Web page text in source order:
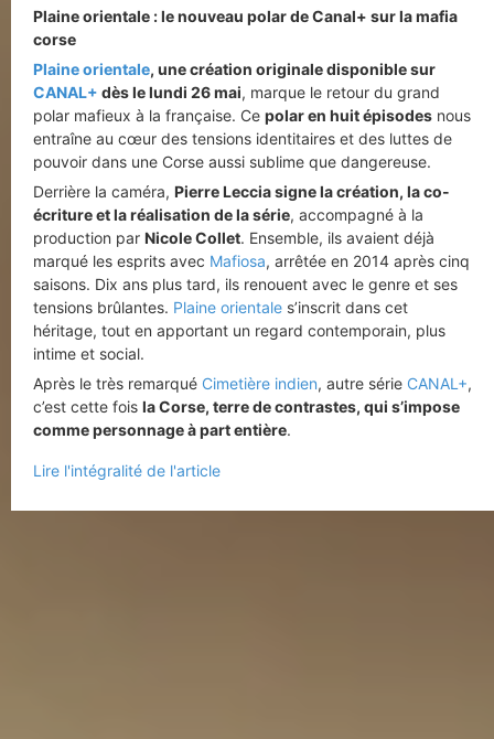
Plaine orientale : le nouveau polar de Canal+ sur la mafia
corse
Plaine orientale, une création originale disponible sur
CANAL+ dès le lundi 26 mai, marque le retour du grand
polar mafieux à la française. Ce polar en huit épisodes nous
entraîne au cœur des tensions identitaires et des luttes de
pouvoir dans une Corse aussi sublime que dangereuse.
Derrière la caméra, Pierre Leccia signe la création, la co-
écriture et la réalisation de la série, accompagné à la
production par Nicole Collet. Ensemble, ils avaient déjà
marqué les esprits avec Mafiosa, arrêtée en 2014 après cinq
saisons. Dix ans plus tard, ils renouent avec le genre et ses
tensions brûlantes. Plaine orientale s’inscrit dans cet
héritage, tout en apportant un regard contemporain, plus
intime et social.
Après le très remarqué Cimetière indien, autre série CANAL+,
c’est cette fois la Corse, terre de contrastes, qui s’impose
comme personnage à part entière.
Lire l'intégralité de l'article